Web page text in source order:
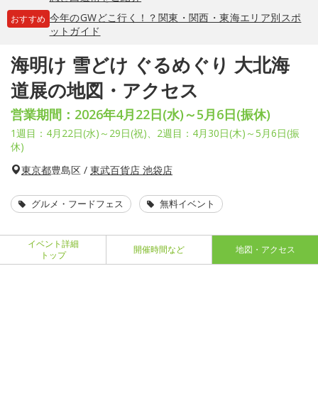
おすすめ 今年のGWどこ行く！？関東・関西・東海エリア別スポ
ットガイド
海明け 雪どけ ぐるめぐり 大北海
道展の地図・アクセス
営業期間：2026年4月22日(水)～5月6日(振休)
1週目：4月22日(水)～29日(祝)、2週目：4月30日(木)～5月6日(振
休)
東京都豊島区 / 東武百貨店 池袋店
グルメ・フードフェス 無料イベント
イベント詳細
トップ
開催時間など 地図・アクセス